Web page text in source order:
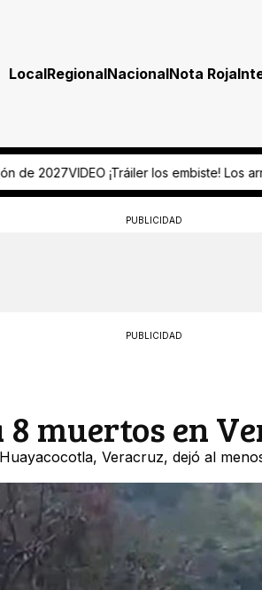
LocalRegionalNacionalNota Roja
los embiste! Los arrolla y luego huye
PUBLICIDAD
PUBLICIDAD
muertos en
Veracruz, dejó al